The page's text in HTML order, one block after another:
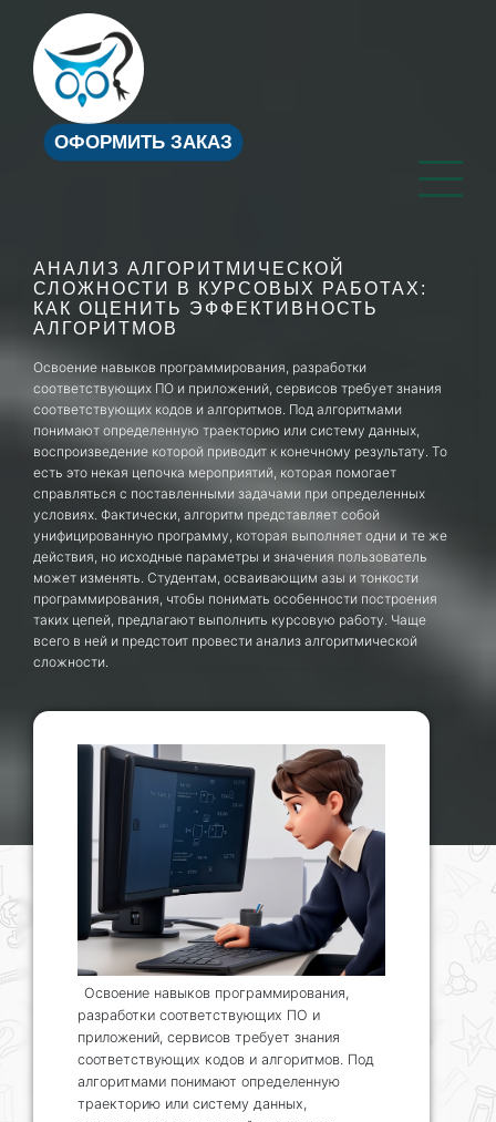
ОФОРМИТЬ ЗАКАЗ
АНАЛИЗ АЛГОРИТМИЧЕСКОЙ
СЛОЖНОСТИ В КУРСОВЫХ РАБОТАХ:
КАК ОЦЕНИТЬ ЭФФЕКТИВНОСТЬ
АЛГОРИТМОВ
Освоение навыков программирования, разработки
соответствующих ПО и приложений, сервисов требует знания
соответствующих кодов и алгоритмов. Под алгоритмами
понимают определенную траекторию или систему данных,
воспроизведение которой приводит к конечному результату. То
есть это некая цепочка мероприятий, которая помогает
справляться с поставленными задачами при определенных
условиях. Фактически, алгоритм представляет собой
унифицированную программу, которая выполняет одни и те же
действия, но исходные параметры и значения пользователь
может изменять. Студентам, осваивающим азы и тонкости
программирования, чтобы понимать особенности построения
таких цепей, предлагают выполнить курсовую работу. Чаще
всего в ней и предстоит провести анализ алгоритмической
сложности.
Освоение навыков программирования,
разработки соответствующих ПО и
приложений, сервисов требует знания
соответствующих кодов и алгоритмов. Под
алгоритмами понимают определенную
траекторию или систему данных,